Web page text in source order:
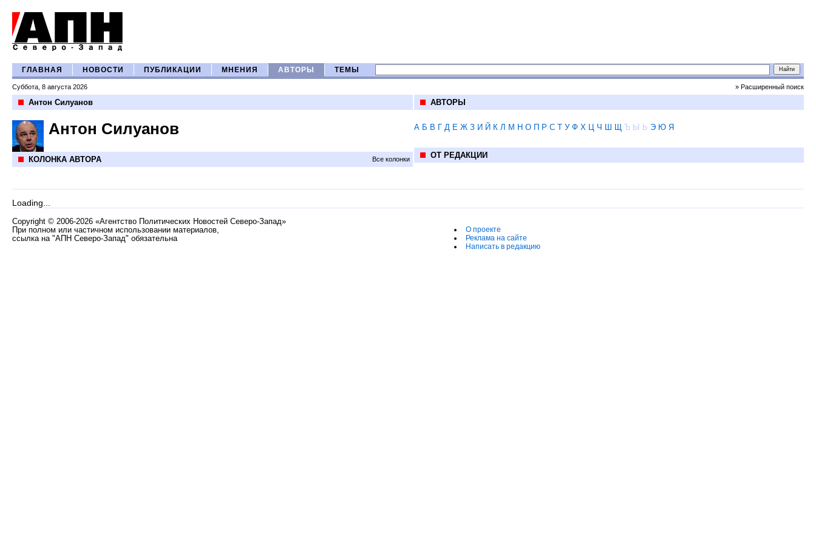
ГЛАВНАЯ НОВОСТИ ПУБЛИКАЦИИ МНЕНИЯ АВТОРЫ ТЕМЫ
Суббота, 8 августа 2026 » Расширенный поиск
Антон Силуанов
Антон Силуанов
КОЛОНКА АВТОРА Все колонки
АВТОРЫ
А Б В Г Д Е Ж З И Й К Л М Н О П Р С Т У Ф Х Ц Ч Ш Щ Ъ Ы Ь Э Ю Я
ОТ РЕДАКЦИИ
Loading...
Copyright © 2006-2026 «Агентство Политических Новостей Северо-Запад»
При полном или частичном использовании материалов,
ссылка на "АПН Северо-Запад" обязательна
О проекте
Реклама на сайте
Написать в редакцию